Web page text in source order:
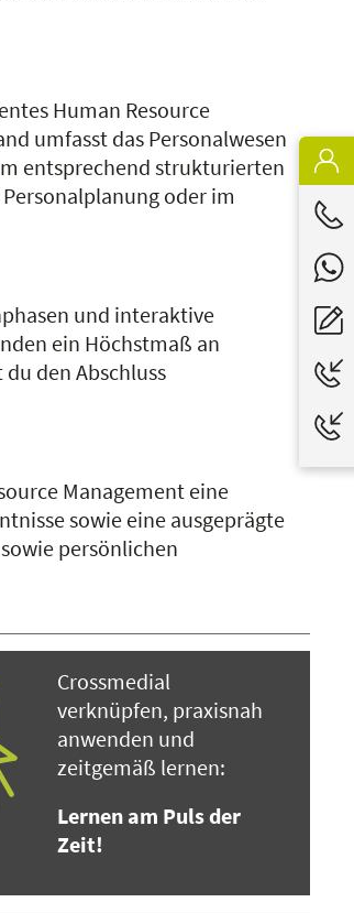
Human Resource
umfasst das Personalwesen
entsprechend strukturierten
oder im
und interaktive
ein Höchstmaß an
den Abschluss
Management eine
sowie eine ausgeprägte
persönlichen
Crossmedial
verknüpfen, praxisnah
anwenden und
zeitgemäß lernen:
Lernen am Puls der
Zeit!